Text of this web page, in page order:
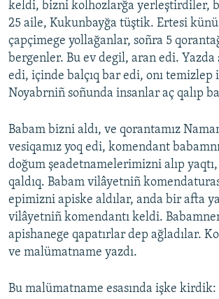
keldi, bizni kolhozlarğa yerleştirdiler,
25 aile, Kukunbayğa tüştik. Ertesi
çapçimege yollağanlar, soñra 5
bergenler. Bu ev degil, aran edi. Yazda
edi, içinde balçıq bar edi, onı temizlep
Noyabrniñ soñunda insanlar aç qalıp
Babam bizni aldı, ve qorantamız
vesiqamız yoq edi, komendant
doğum şeadetnamelerimizni alıp yaqtı,
qaldıq. Babam vilâyetniñ
epimizni apiske aldılar, anda bir afta
vilâyetniñ komendantı keldi.
apishanege qapatırlar dep ağladılar.
ve malümatname yazdı.
Bu malümatname esasında işke kirdik: